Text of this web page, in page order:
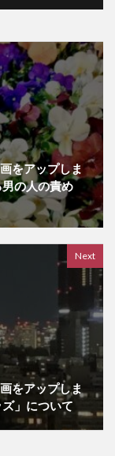
をアップしま
の人の責め
Next
をアップしま
」について